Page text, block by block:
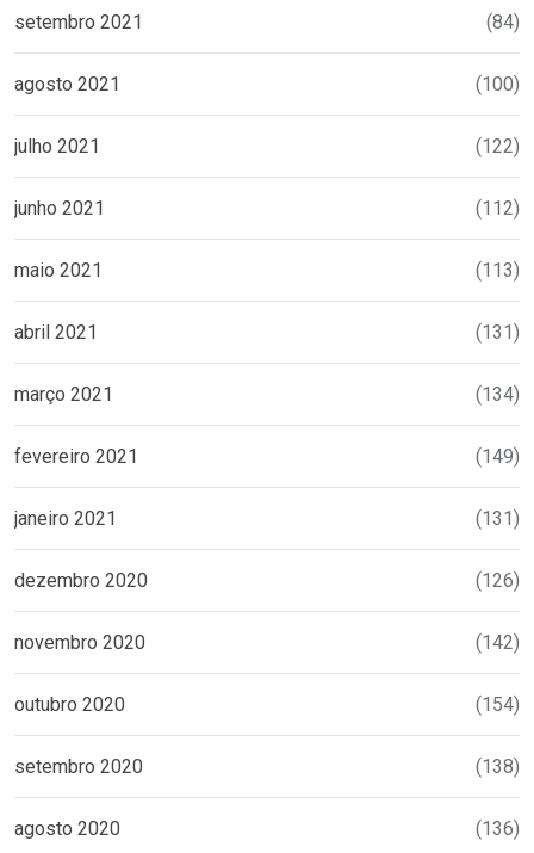
setembro 2021 (84)
agosto 2021 (100)
julho 2021 (122)
junho 2021 (112)
maio 2021 (113)
abril 2021 (131)
março 2021 (134)
fevereiro 2021 (149)
janeiro 2021 (131)
dezembro 2020 (126)
novembro 2020 (142)
outubro 2020 (154)
setembro 2020 (138)
agosto 2020 (136)